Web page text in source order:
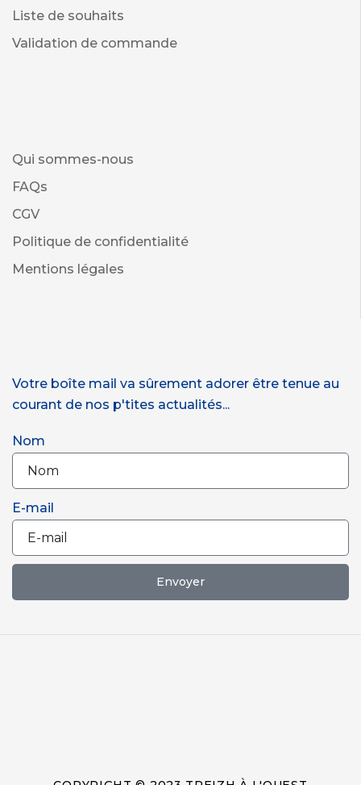
Liste de souhaits
Validation de commande
Qui sommes-nous
FAQs
CGV
Politique de confidentialité
Mentions légales
Votre boîte mail va sûrement adorer être tenue au
courant de nos p'tites actualités...
Nom
E-mail
Envoyer